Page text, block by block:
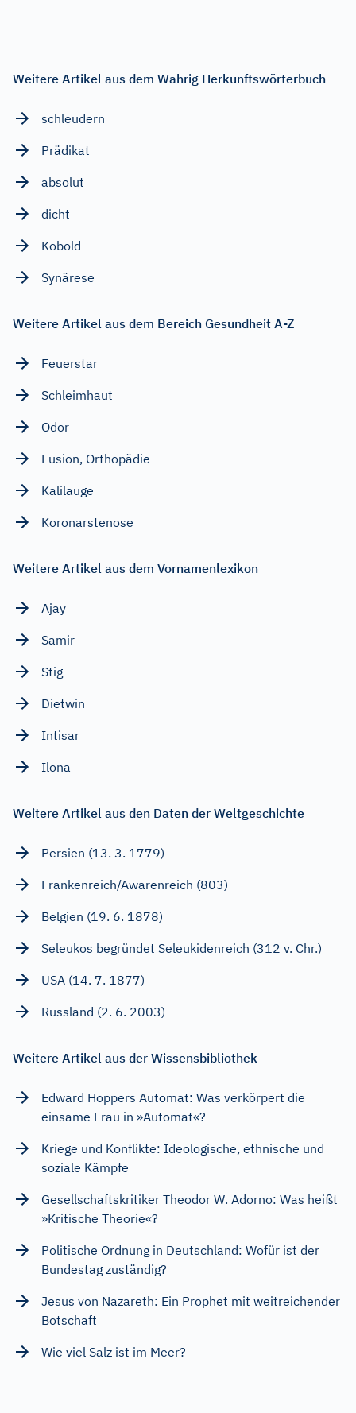
Weitere Artikel aus dem Wahrig Herkunftswörterbuch
schleudern
Prädikat
absolut
dicht
Kobold
Synärese
Weitere Artikel aus dem Bereich Gesundheit A-Z
Feuerstar
Schleimhaut
Odor
Fusion, Orthopädie
Kalilauge
Koronarstenose
Weitere Artikel aus dem Vornamenlexikon
Ajay
Samir
Stig
Dietwin
Intisar
Ilona
Weitere Artikel aus den Daten der Weltgeschichte
Persien (13. 3. 1779)
Frankenreich/Awarenreich (803)
Belgien (19. 6. 1878)
Seleukos begründet Seleukidenreich (312 v. Chr.)
USA (14. 7. 1877)
Russland (2. 6. 2003)
Weitere Artikel aus der Wissensbibliothek
Edward Hoppers Automat: Was verkörpert die
einsame Frau in »Automat«?
Kriege und Konflikte: Ideologische, ethnische und
soziale Kämpfe
Gesellschaftskritiker Theodor W. Adorno: Was heißt
»Kritische Theorie«?
Politische Ordnung in Deutschland: Wofür ist der
Bundestag zuständig?
Jesus von Nazareth: Ein Prophet mit weitreichender
Botschaft
Wie viel Salz ist im Meer?